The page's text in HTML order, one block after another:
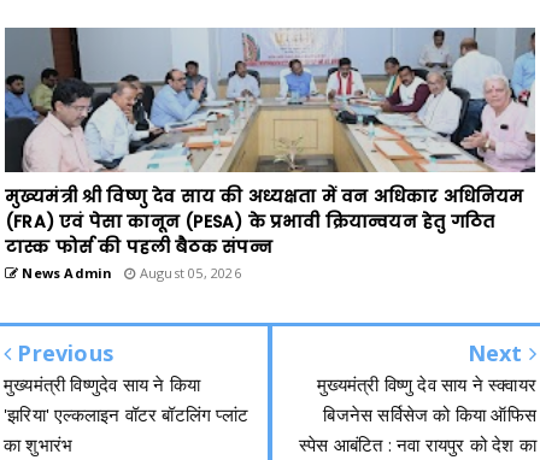
मुख्यमंत्री श्री विष्णु देव साय की अध्यक्षता में वन अधिकार अधिनियम
(FRA) एवं पेसा कानून (PESA) के प्रभावी क्रियान्वयन हेतु गठित
टास्क फोर्स की पहली बैठक संपन्न
News Admin August 05, 2026
Previous
मुख्यमंत्री विष्णुदेव साय ने किया
'झरिया' एल्कलाइन वॉटर बॉटलिंग प्लांट
का शुभारंभ
Next
मुख्यमंत्री विष्णु देव साय ने स्क्वायर
बिजनेस सर्विसेज को किया ऑफिस
स्पेस आबंटित : नवा रायपुर को देश का